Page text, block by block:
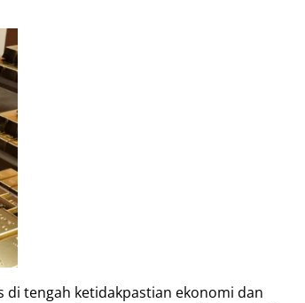
di tengah ketidakpastian ekonomi dan